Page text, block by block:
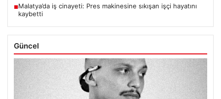
■Malatya’da iş cinayeti: Pres makinesine sıkışan işçi hayatını
kaybetti
Güncel